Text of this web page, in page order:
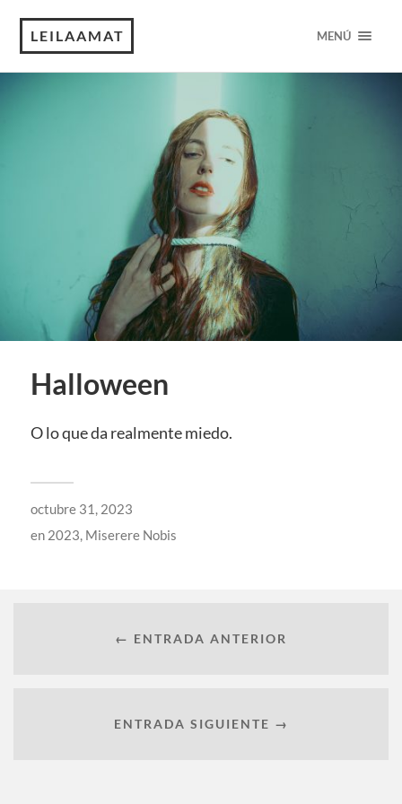
LEILAAMAT MENÚ
Halloween
O lo que da realmente miedo.
octubre 31, 2023
en 2023, Miserere Nobis
← ENTRADA ANTERIOR
ENTRADA SIGUIENTE →